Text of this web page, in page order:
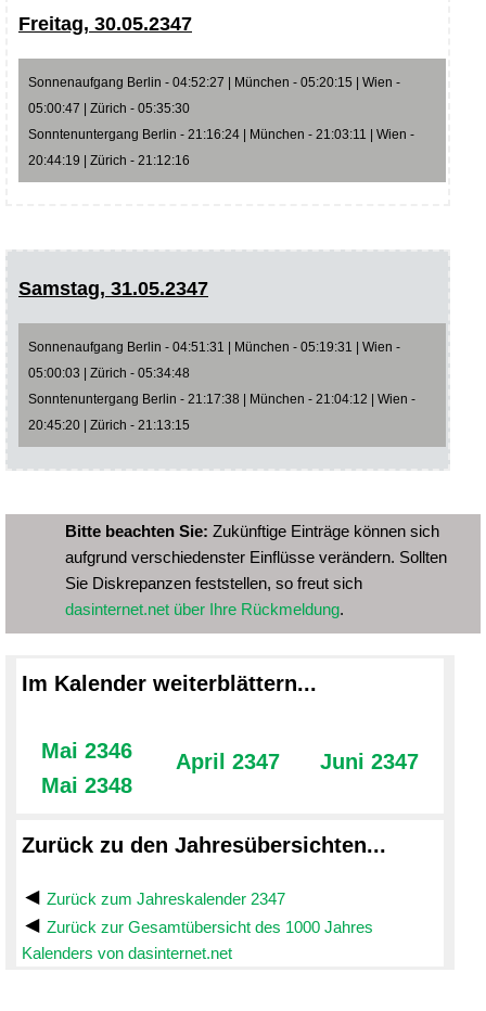
Freitag, 30.05.2347
Sonnenaufgang Berlin - 04:52:27 | München - 05:20:15 | Wien -
05:00:47 | Zürich - 05:35:30
Sonntenuntergang Berlin - 21:16:24 | München - 21:03:11 | Wien -
20:44:19 | Zürich - 21:12:16
Samstag, 31.05.2347
Sonnenaufgang Berlin - 04:51:31 | München - 05:19:31 | Wien -
05:00:03 | Zürich - 05:34:48
Sonntenuntergang Berlin - 21:17:38 | München - 21:04:12 | Wien -
20:45:20 | Zürich - 21:13:15
Bitte beachten Sie: Zukünftige Einträge können sich
aufgrund verschiedenster Einflüsse verändern. Sollten
Sie Diskrepanzen feststellen, so freut sich
dasinternet.net über Ihre Rückmeldung.
Im Kalender weiterblättern...
Mai 2346
Mai 2348
April 2347 Juni 2347
Zurück zu den Jahresübersichten...
Zurück zum Jahreskalender 2347
Zurück zur Gesamtübersicht des 1000 Jahres
Kalenders von dasinternet.net